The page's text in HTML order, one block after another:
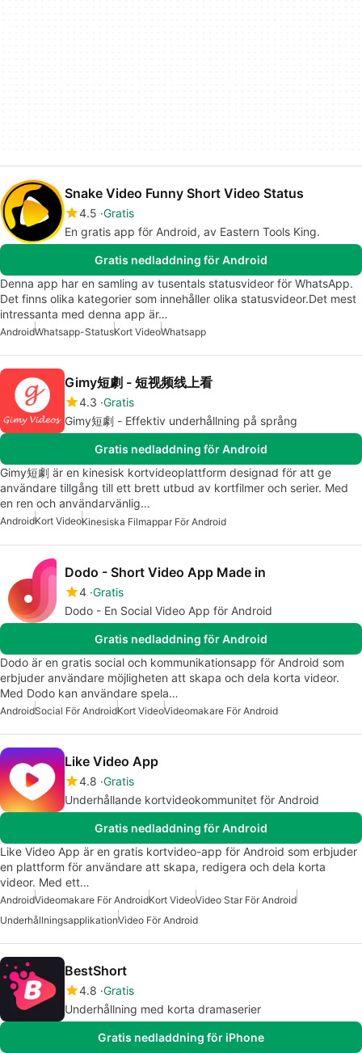
Snake Video Funny Short Video Status
4.5 Gratis
En gratis app för Android, av Eastern Tools King.
Gratis nedladdning för Android
Denna app har en samling av tusentals statusvideor för WhatsApp.
Det finns olika kategorier som innehåller olika statusvideor.Det mest
intressanta med denna app är…
AndroidWhatsapp-StatusKort VideoWhatsapp
Gimy短劇 - 短视频线上看
4.3 Gratis
Gimy短劇 - Effektiv underhållning på språng
Gratis nedladdning för Android
Gimy短劇 är en kinesisk kortvideoplattform designad för att ge
användare tillgång till ett brett utbud av kortfilmer och serier. Med
en ren och användarvänlig…
AndroidKort VideoKinesiska Filmappar För Android
Dodo - Short Video App Made in
4 Gratis
Dodo - En Social Video App för Android
Gratis nedladdning för Android
Dodo är en gratis social och kommunikationsapp för Android som
erbjuder användare möjligheten att skapa och dela korta videor.
Med Dodo kan användare spela…
AndroidSocial För AndroidKort VideoVideomakare För Android
Like Video App
4.8 Gratis
Underhållande kortvideokommunitet för Android
Gratis nedladdning för Android
Like Video App är en gratis kortvideo-app för Android som erbjuder
en plattform för användare att skapa, redigera och dela korta
videor. Med ett…
AndroidVideomakare För AndroidKort VideoVideo Star För Android
UnderhållningsapplikationVideo För Android
BestShort
4.8 Gratis
Underhållning med korta dramaserier
Gratis nedladdning för iPhone